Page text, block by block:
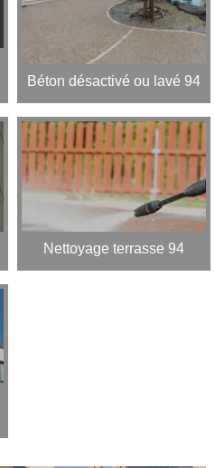
Béton désactivé ou lavé 94
Nettoyage terrasse 94